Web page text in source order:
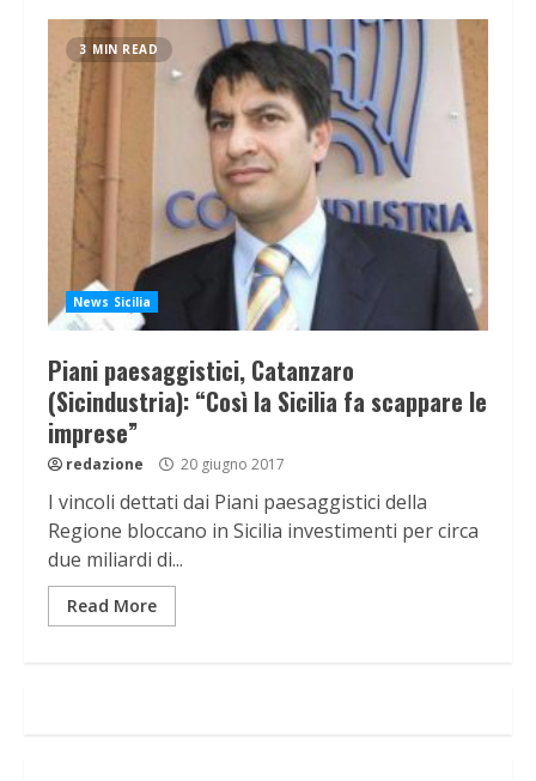
3 MIN READ
News Sicilia
Piani paesaggistici, Catanzaro
(Sicindustria): “Così la Sicilia fa scappare le
imprese”
redazione 20 giugno 2017
I vincoli dettati dai Piani paesaggistici della
Regione bloccano in Sicilia investimenti per circa
due miliardi di...
Read More